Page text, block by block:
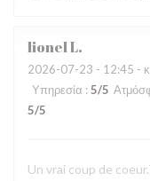
lionelL
2026-07-23 - 12:45 -
Υπηρεσία : 5/5
5/5
Un vrai coup de